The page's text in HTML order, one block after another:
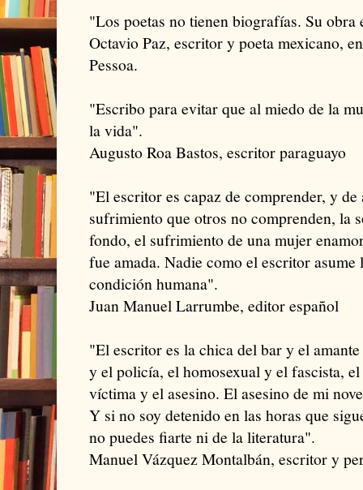
"Los poetas no tienen biografías. Su
Octavio Paz, escritor y poeta mexicano,
Pessoa.
"Escribo para evitar que al miedo de la
la vida".
Augusto Roa Bastos, escritor paraguayo
"El escritor es capaz de comprender, y
sufrimiento que otros no comprenden, la
fondo, el sufrimiento de una mujer
fue amada. Nadie como el escritor
condición humana".
Juan Manuel Larrumbe, editor español
"El escritor es la chica del bar y el
y el policía, el homosexual y el fascista,
víctima y el asesino. El asesino de mi
Y si no soy detenido en las horas que
no puedes fiarte ni de la literatura".
Manuel Vázquez Montalbán, escritor y